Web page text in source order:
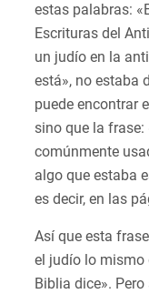
estas palabras:
Escrituras del
un judío en la
está», no estaba
puede encontrar
sino que la frase:
comúnmente
algo que estaba
es decir, en las
Así que esta
el judío lo mismo
Biblia dice».